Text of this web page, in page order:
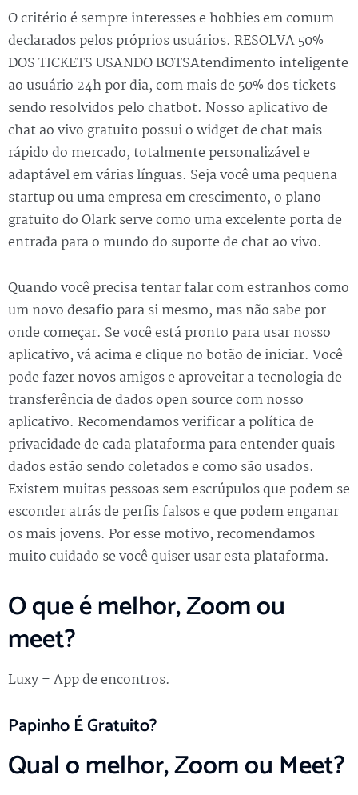
O critério é sempre interesses e hobbies em comum
declarados pelos próprios usuários. RESOLVA 50%
DOS TICKETS USANDO BOTSAtendimento inteligente
ao usuário 24h por dia, com mais de 50% dos tickets
sendo resolvidos pelo chatbot. Nosso aplicativo de
chat ao vivo gratuito possui o widget de chat mais
rápido do mercado, totalmente personalizável e
adaptável em várias línguas. Seja você uma pequena
startup ou uma empresa em crescimento, o plano
gratuito do Olark serve como uma excelente porta de
entrada para o mundo do suporte de chat ao vivo.
Quando você precisa tentar falar com estranhos como
um novo desafio para si mesmo, mas não sabe por
onde começar. Se você está pronto para usar nosso
aplicativo, vá acima e clique no botão de iniciar. Você
pode fazer novos amigos e aproveitar a tecnologia de
transferência de dados open source com nosso
aplicativo. Recomendamos verificar a política de
privacidade de cada plataforma para entender quais
dados estão sendo coletados e como são usados.
Existem muitas pessoas sem escrúpulos que podem se
esconder atrás de perfis falsos e que podem enganar
os mais jovens. Por esse motivo, recomendamos
muito cuidado se você quiser usar esta plataforma.
O que é melhor, Zoom ou
meet?
Luxy – App de encontros.
Papinho É Gratuito?
Qual o melhor, Zoom ou Meet?